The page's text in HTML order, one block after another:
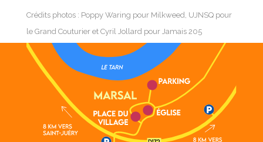
Crédits photos : Poppy Waring pour Milkweed, UJNSQ pour
le Grand Couturier et Cyril Jollard pour Jamais 205